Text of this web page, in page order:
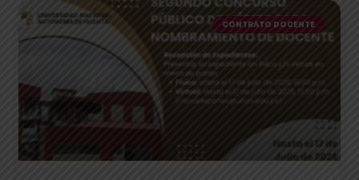
CONTRATO DOCENTE